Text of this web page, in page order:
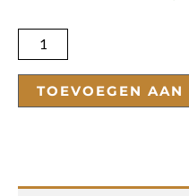
Apple
Cider
TOEVOEGEN